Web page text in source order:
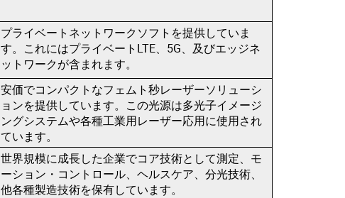
プライベートネットワークソフトを提供していま
す。これにはプライベートLTE、5G、及びエッジネ
ットワークが含まれます。
安価でコンパクトなフェムト秒レーザーソリューシ
ョンを提供しています。この光源は多光子イメージ
ングシステムや各種工業用レーザー応用に使用され
ています。
世界規模に成長した企業でコア技術として測定、モ
ーション・コントロール、ヘルスケア、分光技術、
他各種製造技術を保有しています。